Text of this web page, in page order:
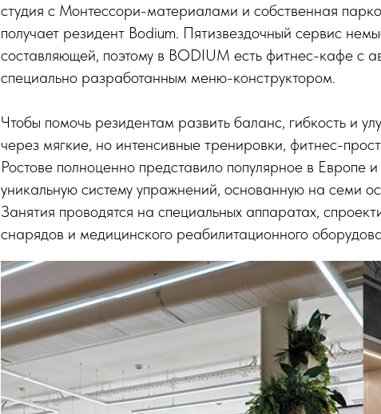
студия с Монтессори-материалами и собственная
получает резидент Bodium. Пятизвездочный сервис
составляющей, поэтому в BODIUM есть фитнес-кафе с
специально разработанным меню-конструктором.
Чтобы помочь резидентам развить баланс, гибкость и
через мягкие, но интенсивные тренировки, фитнес-
Ростове полноценно представило популярное в
уникальную систему упражнений, основанную на семи
Занятия проводятся на специальных аппаратах,
снарядов и медицинского реабилитационного